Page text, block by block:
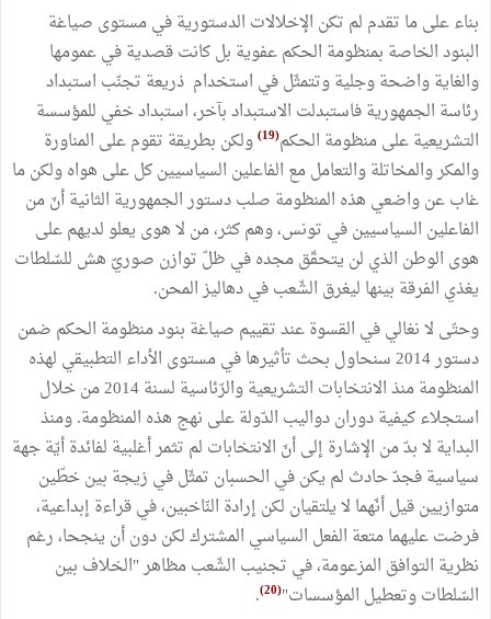
بناء على ما تقدم لم تكن الإخلالات الدستورية في مستوى صياغة
البنود الخاصة بمنظومة الحكم عفوية بل كانت قصدية في عمومها
والغاية واضحة وجلية وتتمثّل في استخدام ذريعة تجنّب استبداد
رئاسة الجمهورية فاستبدلت الاستبداد بآخر، استبداد خفي للمؤسسة
التشريعية على منظومة الحكم(19)
ولكن بطريقة تقوم على المناورة
والمكر والمخاتلة والتعامل مع الفاعلين السياسيين ‏كل على هواه ولكن ما
غاب عن واضعي هذه المنظومة صلب دستور الجمهورية الثانية أنّ من
الفاعلين السياسيين في تونس، وهم كثر، من لا هوى يعلو لديهم على
هوى الوطن الذي لن يتحقّق مجده في ظلّ توازن صوريّ هش للسّلطات
يغذي الفرقة بينها ليغرق الشّعب في دهاليز المحن.
وحتّى لا نغالي في القسوة عند تقييم صياغة بنود منظومة الحكم ضمن
دستور 2014 سنحاول بحث تأثيرها في مستوى الأداء التطبيقي لهذه
المنظومة منذ الانتخابات التشريعية والرّئاسية لسنة 2014 من خلال
استجلاء كيفية دوران دواليب الدّولة على نهج هذه المنظومة. ومنذ
البداية لا بدّ من الإشارة إلى أنّ الانتخابات لم تثمر أغلبية لفائدة أيّة جهة
سياسية فجدّ حادث لم يكن في الحسبان تمثّل في زيجة بين خطّين
متوازيين قيل أنّهما لا يلتقيان لكن إرادة النّاخبين، في قراءة إبداعية،
فرضت عليهما متعة الفعل السياسي المشترك لكن دون أن ينجحا، رغم
نظرية التوافق المزعومة، في تجنيب الشّعب مظاهر "الخلاف بين
السّلطات وتعطيل المؤسسات"(20)
.